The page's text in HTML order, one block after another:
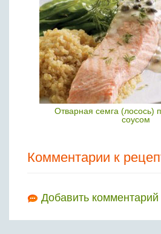
Отварная семга (лосось)
соусом
Комментарии к
Добавить комментарий